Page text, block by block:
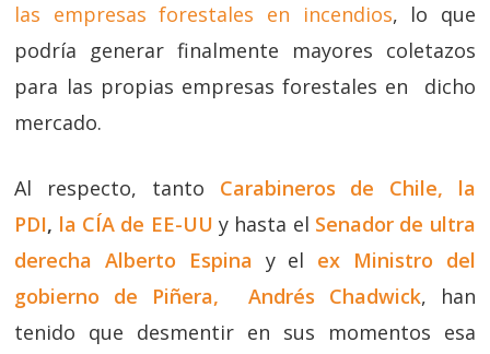
las empresas forestales en incendios, lo que
podría generar finalmente mayores coletazos
para las propias empresas forestales en dicho
mercado.
Al respecto, tanto Carabineros de Chile, la
PDI, la CÍA de EE-UU y hasta el Senador de ultra
derecha Alberto Espina y el ex Ministro del
gobierno de Piñera, Andrés Chadwick, han
tenido que desmentir en sus momentos esa